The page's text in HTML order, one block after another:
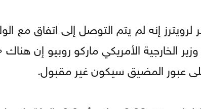
‌لرويترز إنه لم يتم ‌التوصل إلى اتفاق مع
الخارجية الأمريكي ماركو روبيو إن
عبور المضيق سيكون غير مقبول.